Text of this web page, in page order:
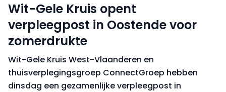
Wit-Gele Kruis opent
verpleegpost in Oostende voor
zomerdrukte
Wit-Gele Kruis West-Vlaanderen en
thuisverplegingsgroep ConnectGroep hebben
dinsdag een gezamenlijke verpleegpost in